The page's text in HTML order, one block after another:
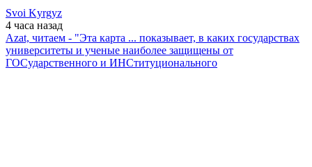
Svoi Kyrgyz
4 часа назад
Azat, читаем - "Эта карта ... показывает, в каких государствах
университеты и ученые наиболее защищены от
ГОСударственного и ИНСтитуционального